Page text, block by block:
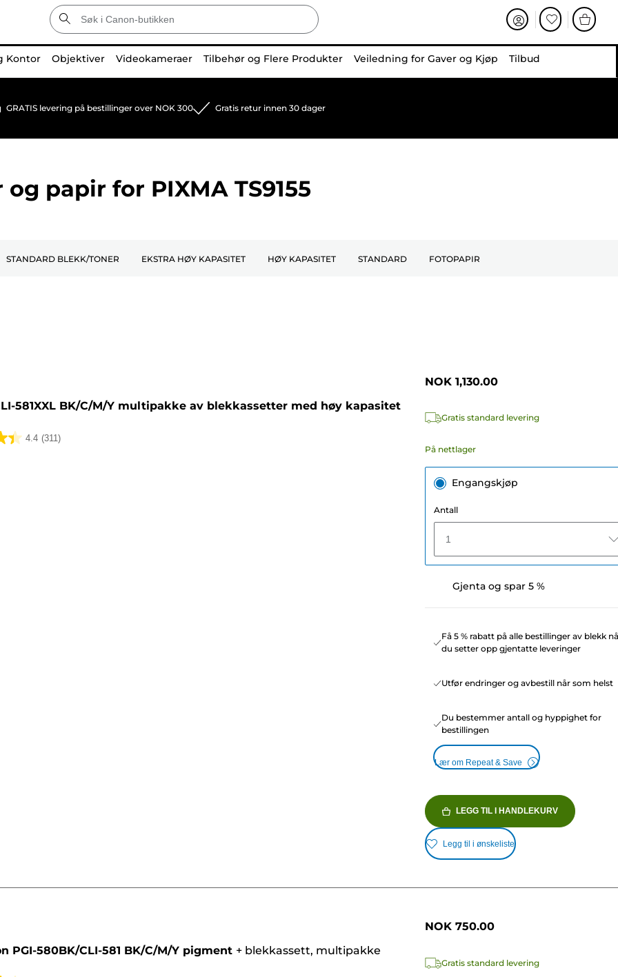
Kontor Objektiver Videokameraer Tilbehør og Flere Produkter Veiledning for Gaver og Kjøp Tilbud
GRATIS levering på bestillinger over NOK 300 Gratis retur innen 30 dager
og papir for PIXMA TS9155
STANDARD BLEKK/TONER EKSTRA HØY KAPASITET HØY KAPASITET STANDARD FOTOPAPIR
581XXL BK/C/M/Y multipakke av blekkassetter med høy kapasitet
4.4 (311)
NOK 1,130.00
Gratis standard levering
På nettlager
Engangskjøp
Antall
1
Gjenta og spar 5 %
Få 5 % rabatt på alle bestillinger av blekk
du setter opp gjentatte leveringer
Utfør endringer og avbestill når som helst
Du bestemmer antall og hyppighet for
bestillingen
Lær om Repeat & Save
LEGG TIL I HANDLEKURV
Legg til i ønskeliste
PGI-580BK/CLI-581 BK/C/M/Y pigment + blekkassett, multipakke
NOK 750.00
Gratis standard levering